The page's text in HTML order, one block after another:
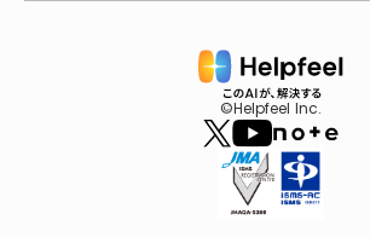
©Helpfeel Inc.